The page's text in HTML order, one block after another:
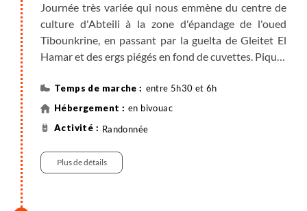
Journée très variée qui nous emmène du centre de
culture d'Abteili à la zone d'épandage de l'oued
Tibounkrine, en passant par la guelta de Gleitet El
Hamar et des ergs piégés en fond de cuvettes. Pique-
entre 5h30 et 6h
en bivouac
Randonnée
Plus de détails